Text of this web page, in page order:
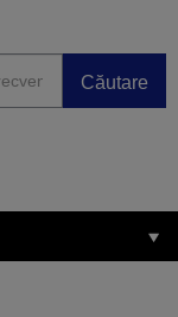
Căutare